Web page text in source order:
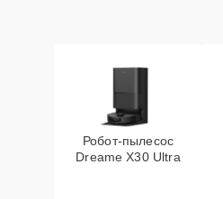
Робот-пылесос
Dreame X30 Ultra